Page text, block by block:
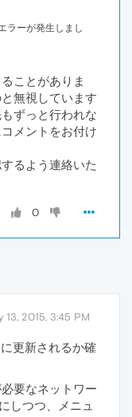
ラーが発生しまし
ことがありま
無視しています
ずっと行われな
メントをお付け
るよう連絡いた
0
13, 2015, 3:45 PM
更新されるか確
要なネットワー
しつつ、メニュ